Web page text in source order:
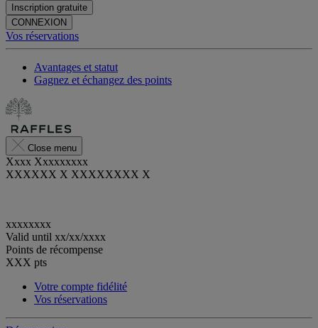
Inscription gratuite
CONNEXION
Vos réservations
Avantages et statut
Gagnez et échangez des points
Close menu
Xxxx Xxxxxxxxx
XXXXXX X XXXXXXXX X
xxxxxxxx
Valid until xx/xx/xxxx
Points de récompense
XXX pts
Votre compte fidélité
Vos réservations